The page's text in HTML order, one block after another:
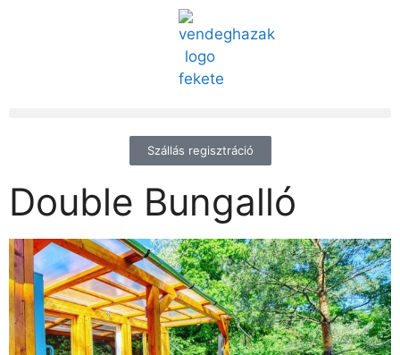
Szállás regisztráció
Double Bungalló